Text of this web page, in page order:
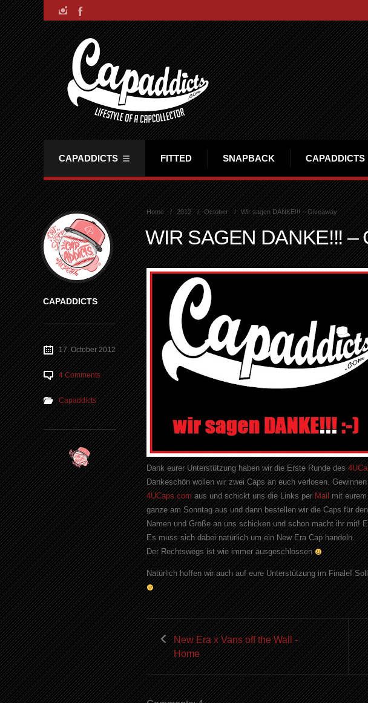
CAPADDICTS FITTED SNAPBACK
Home 2012 October Wir sagen DANKE!!! – Giveaway
WIR SAGEN DANKE!!! –
Dank eurer Unterstützung haben wir die Erste Runde des
Dankeschön wollen wir zwei Caps an euch verlosen.
4UCaps.comaus und schickt uns die Links perMailmit eurem
ganze am Sonntag aus und dann bestellen wir die Caps für
Namen und Größe an uns schicken und schon macht ihr mit!
Es muss sich dabei natürlich um ein New Era Cap handeln.
Der Rechtswegs ist wie immer ausgeschlossen
Natürlich hoffen wir auch auf eure Unterstützung im Finale!
New Era x Vans off the Wall -
Home
CAPADDICTS
17. October 2012
4 Comments
Capaddicts